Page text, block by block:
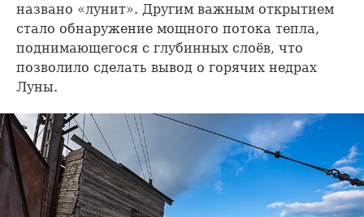
названо «лунит». Другим важным открытием
стало обнаружение мощного потока тепла,
поднимающегося с глубинных слоёв, что
позволило сделать вывод о горячих недрах
Луны.